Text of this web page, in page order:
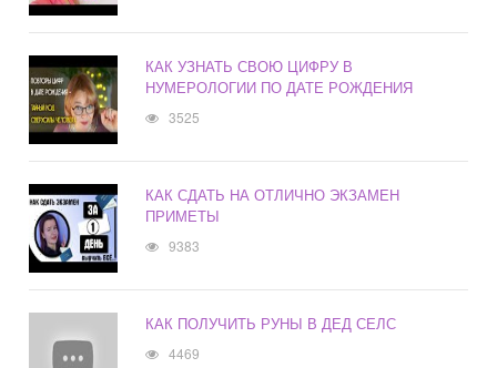
КАК УЗНАТЬ СВОЮ ЦИФРУ В
НУМЕРОЛОГИИ ПО ДАТЕ РОЖДЕНИЯ
3525
КАК СДАТЬ НА ОТЛИЧНО ЭКЗАМЕН
ПРИМЕТЫ
9383
КАК ПОЛУЧИТЬ РУНЫ В ДЕД СЕЛС
4469